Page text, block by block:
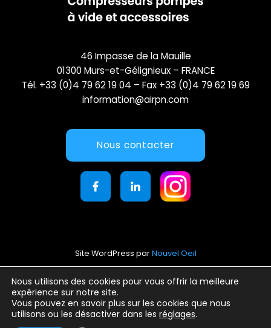
Nous utilisons des cookies pour vous offrir la meilleure
expérience sur notre site.
Vous pouvez en savoir plus sur les cookies que nous
utilisons ou les désactiver dans les réglages.
46 Impasse de la Mauille
01300 Murs-et-Gélignieux – FRANCE
Tél. +33 (0)4 79 62 19 04 – Fax +33 (0)4 79 62 19 69
information@airpn.com
Nous contacter
Site WordPress parNouvel Oeil
Mentions légales
Conditions générales d’utilisation
Politique de confidentialité